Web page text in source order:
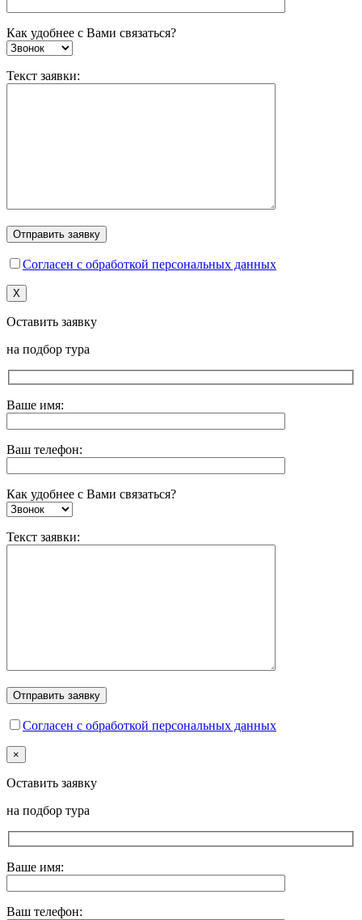
Как удобнее с Вами связаться?
Текст заявки:
Согласен с обработкой персональных данных
X
Оставить заявку
на подбор тура
Ваше имя:
Ваш телефон:
Как удобнее с Вами связаться?
Текст заявки:
Согласен с обработкой персональных данных
×
Оставить заявку
на подбор тура
Ваше имя:
Ваш телефон: